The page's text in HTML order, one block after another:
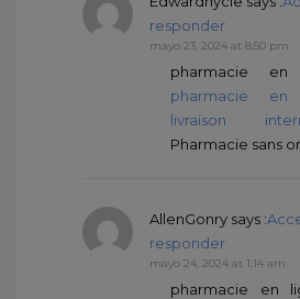
responder
mayo 23, 2024 at 8:50 pm
pharmacie
pharmacie
livraison
Pharmacie sans
AllenGonry says :
responder
mayo 24, 2024 at 1:14 am
pharmacie en